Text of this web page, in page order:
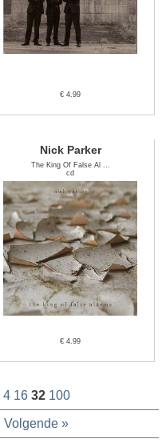
€ 4.99
Nick Parker
The King Of False Al ...
cd
€ 4.99
4 16 32 100
Volgende »